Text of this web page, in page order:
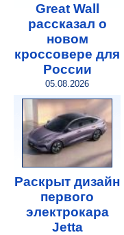
Great Wall
рассказал о
новом
кроссовере для
России
05.08.2026
Раскрыт дизайн
первого
электрокара
Jetta